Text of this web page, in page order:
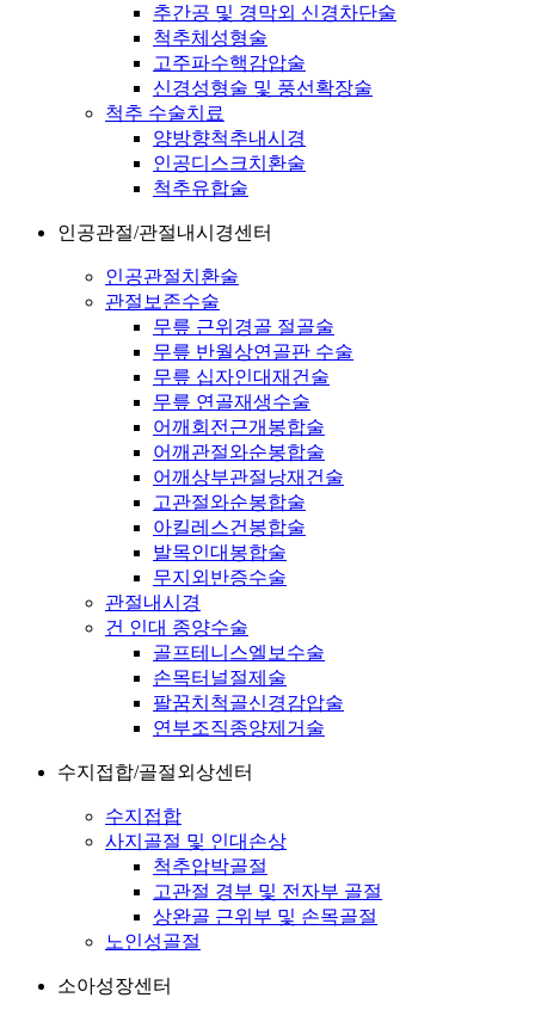
추간공 및 경막외 신경차단술
척추체성형술
고주파수핵감압술
신경성형술 및 풍선확장술
척추 수술치료
양방향척추내시경
인공디스크치환술
척추유합술
인공관절/관절내시경센터
인공관절치환술
관절보존수술
무릎 근위경골 절골술
무릎 반월상연골판 수술
무릎 십자인대재건술
무릎 연골재생수술
어깨회전근개봉합술
어깨관절와순봉합술
어깨상부관절낭재건술
고관절와순봉합술
아킬레스건봉합술
발목인대봉합술
무지외반증수술
관절내시경
건 인대 종양수술
골프테니스엘보수술
손목터널절제술
팔꿈치척골신경감압술
연부조직종양제거술
수지접합/골절외상센터
수지접합
사지골절 및 인대손상
척추압박골절
고관절 경부 및 전자부 골절
상완골 근위부 및 손목골절
노인성골절
소아성장센터